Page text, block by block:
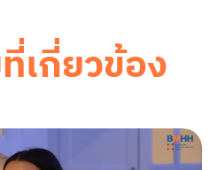
เกี่ยวข้อง